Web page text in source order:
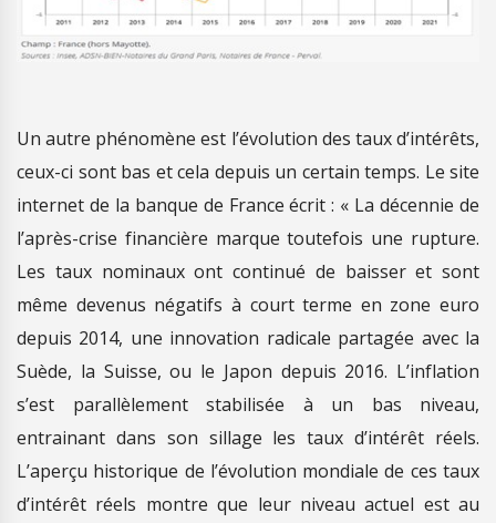
Un autre phénomène est l’évolution des taux d’intérêts,
ceux-ci sont bas et cela depuis un certain temps. Le site
internet de la banque de France écrit : « La décennie de
l’après-crise financière marque toutefois une rupture.
Les taux nominaux ont continué de baisser et sont
même devenus négatifs à court terme en zone euro
depuis 2014, une innovation radicale partagée avec la
Suède, la Suisse, ou le Japon depuis 2016. L’inflation
s’est parallèlement stabilisée à un bas niveau,
entrainant dans son sillage les taux d’intérêt réels.
L’aperçu historique de l’évolution mondiale de ces taux
d’intérêt réels montre que leur niveau actuel est au